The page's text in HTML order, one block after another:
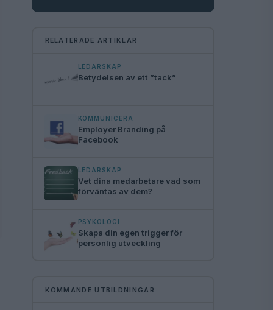
RELATERADE ARTIKLAR
LEDARSKAP
Betydelsen av ett ”tack”
KOMMUNICERA
Employer Branding på
Facebook
LEDARSKAP
Vet dina medarbetare vad som
förväntas av dem?
PSYKOLOGI
Skapa din egen trigger för
personlig utveckling
KOMMANDE UTBILDNINGAR